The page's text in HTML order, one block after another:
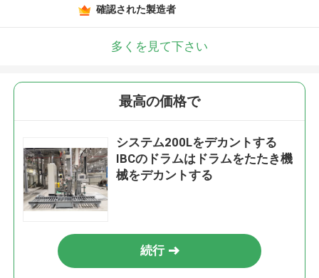
確認された製造者
多くを見て下さい
最高の価格で
システム200Lをデカントする
IBCのドラムはドラムをたたき機
械をデカントする
続行